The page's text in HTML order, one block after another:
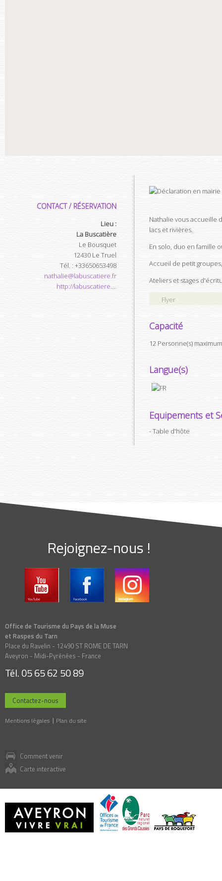
CONTACT / RÉSERVATION
Lieu :
La Buscatière
Le Bousquet
12430 Le Truel
Tél. : +33650653498
nathalie@labuscatiere.fr
http://labuscatiere....
Nathalie vous accueille
lacs et rivières.
En solo, duo en famille
Accueil de petit
Ateliers et stages
Flyer
Capacité
12 Personne(s)
Langue(s)
Equipements et
Table d'hôte
Rejoignez-nous !
Office de Tourisme du Pays de la Muse
et Raspes du Tarn
Place du Ravelin - 12490 ST ROME DE TARN
Aveyron - Midi-Pyrénées - France
Tél. 05 65 62 50 89
Contactez-nous
Mentions légales Plan du site
Comment venir
Carte interactive